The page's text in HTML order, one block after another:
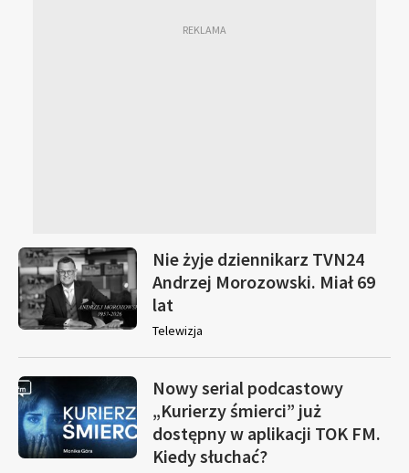
Nie żyje dziennikarz TVN24
Andrzej Morozowski. Miał 69
lat
Telewizja
Nowy serial podcastowy
„Kurierzy śmierci” już
dostępny w aplikacji TOK FM.
Kiedy słuchać?